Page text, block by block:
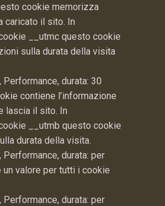
cookie memorizza
caricato il sito. In
__utmc questo cookie
sulla durata della visita
Performance, durata: 30
contiene l’informazione
lascia il sito. In
__utmb questo cookie
durata della visita.
Performance, durata: per
un valore per tutti i cookie
Performance, durata: per